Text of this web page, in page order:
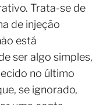
Trata-se de
de injeção
está
ser algo simples,
no último
se ignorado,